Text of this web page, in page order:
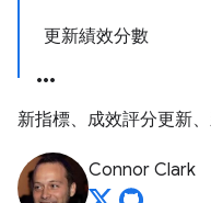
更新績效分數
新指標、成效評分更新、
Connor Clark